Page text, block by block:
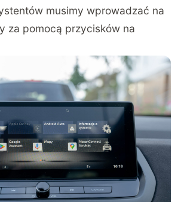
musimy wprowadzać na
za pomocą przycisków na